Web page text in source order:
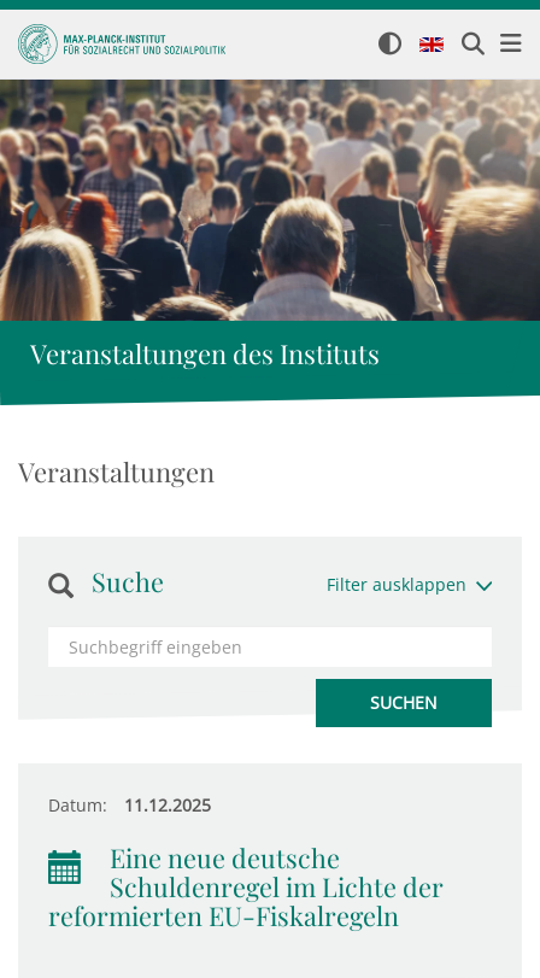
Veranstaltungen des Instituts
Veranstaltungen
Suche Filter ausklappen
Datum: 11.12.2025
Eine neue deutsche
Schuldenregel im Lichte der
reformierten EU-Fiskalregeln